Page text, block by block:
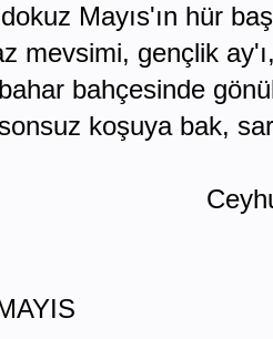
Mayıs'ın hür
mevsimi, gençlik
bahçesinde
koşuya bak,
Atuf